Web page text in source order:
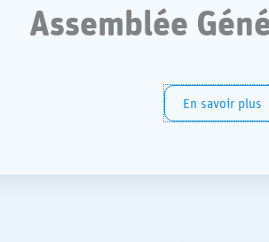
Assemblée
En savoir plus